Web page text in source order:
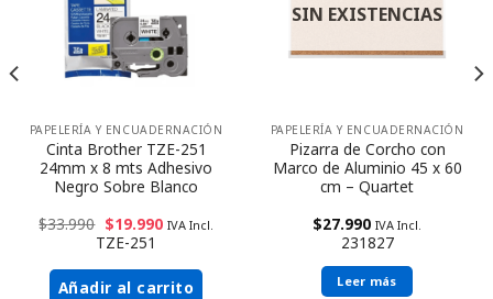
Reserva disponible
PAPELERÍA Y ENCUADERNACIÓN
Cinta Brother TZE-251
24mm x 8 mts Adhesivo
Negro Sobre Blanco
$33.990 $19.990 IVA Incl.
TZE-251
Añadir al carrito
SIN EXISTENCIAS
PAPELERÍA Y ENCUADERNACIÓN
Pizarra de Corcho con
Marco de Aluminio 45 x 60
cm – Quartet
$27.990 IVA Incl.
231827
Leer más